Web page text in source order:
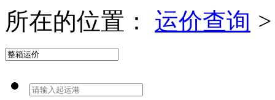
所在的位置： 运价查询 >